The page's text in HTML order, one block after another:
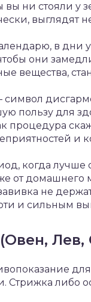
вы ни стояли у
выглядят
в дни
они
вещества,
символ
пользу для
процедура
когда лучше
от домашнего
не
и сильным
Лев,
либо